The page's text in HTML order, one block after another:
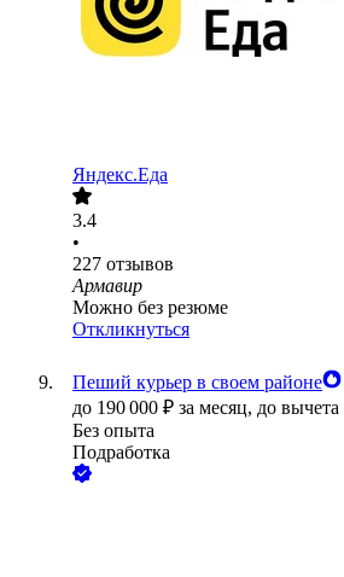
Яндекс.Еда
3.4
•
227 отзывов
Армавир
Можно без резюме
Откликнуться
Пеший курьер в своем районе
до 190 000 ₽ за месяц, до вычета
Без опыта
Подработка